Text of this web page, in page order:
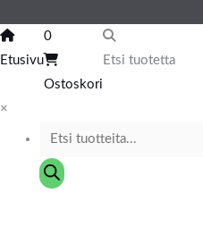
Etusivu
0
Ostoskori
Etsi tuotetta
×